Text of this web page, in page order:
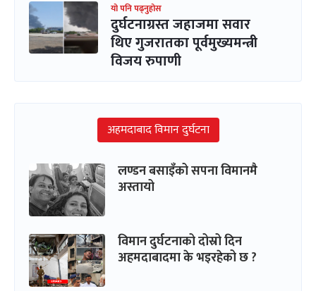
यो पनि पढ्नुहोस
दुर्घटनाग्रस्त जहाजमा सवार
थिए गुजरातका पूर्वमुख्यमन्त्री
विजय रुपाणी
अहमदाबाद विमान दुर्घटना
लण्डन बसाइँको सपना विमानमै
अस्तायो
विमान दुर्घटनाको दोस्रो दिन
अहमदाबादमा के भइरहेको छ ?